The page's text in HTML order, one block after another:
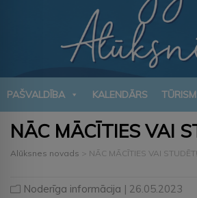
PAŠVALDĪBA KALENDĀRS
NĀC MĀCĪTIES VAI
Alūksnes novads > NĀC MĀCĪTIES VAI STUDĒT!
Noderīga informācija | 26.05.2023